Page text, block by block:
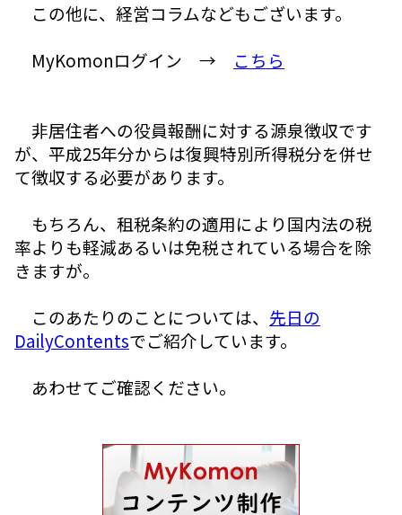
この他に、経営コラムなどもございます。
MyKomonログイン →
こちら
非居住者への役員報酬に対する源泉徴収です
が、平成25年分からは復興特別所得税分を併せ
て徴収する必要があります。
もちろん、租税条約の適用により国内法の税
率よりも軽減あるいは免税されている場合を除
きますが。
このあたりのことについては、 先日の
DailyContentsでご紹介しています。
あわせてご確認ください。